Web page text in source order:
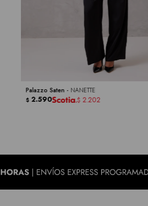
Palazzo Saten - NANETTE
$ 2.590 $ 2.202